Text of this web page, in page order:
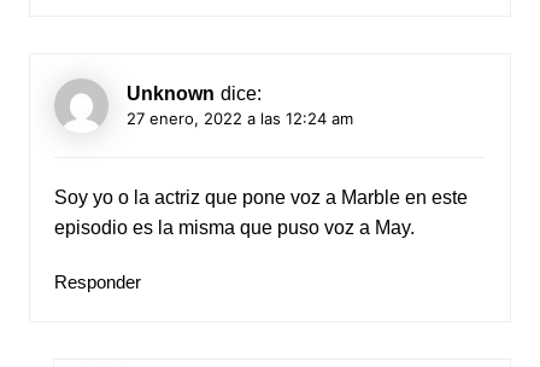
Unknown dice:
27 enero, 2022 a las 12:24 am
Soy yo o la actriz que pone voz a Marble en este
episodio es la misma que puso voz a May.
Responder